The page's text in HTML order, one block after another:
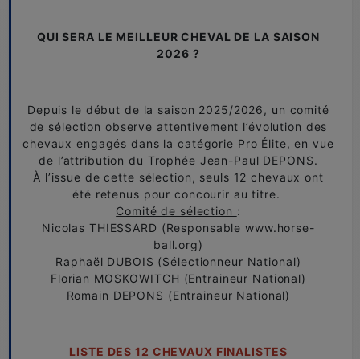
QUI SERA LE MEILLEUR CHEVAL DE LA SAISON
2026 ?
Depuis le début de la saison 2025/2026, un comité
de sélection observe attentivement l’évolution des
chevaux engagés dans la catégorie Pro Élite, en vue
de l’attribution du Trophée Jean-Paul DEPONS.
À l’issue de cette sélection, seuls 12 chevaux ont
été retenus pour concourir au titre.
Comité de sélection :
Nicolas THIESSARD (Responsable www.horse-
ball.org)
Raphaël DUBOIS (Sélectionneur National)
Florian MOSKOWITCH (Entraineur National)
Romain DEPONS (Entraineur National)
LISTE DES 12 CHEVAUX FINALISTES